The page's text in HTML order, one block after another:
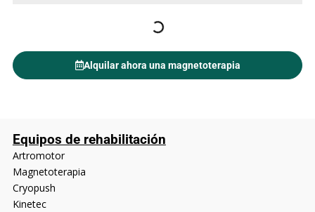
Alquilar ahora una magnetoterapia
Equipos de rehabilitación
Artromotor
Magnetoterapia
Cryopush
Kinetec